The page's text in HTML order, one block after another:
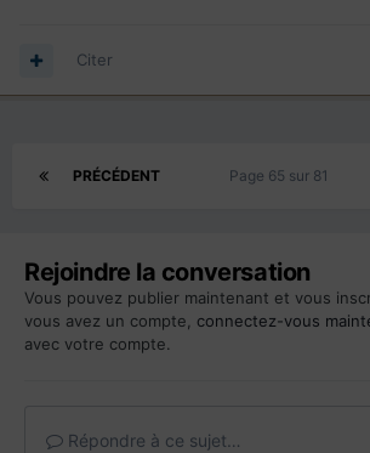
Citer
PRÉCÉDENT Page 65 sur 81
Rejoindre la conversation
Vous pouvez publier maintenant et vous
vous avez un compte, connectez-vous
avec votre compte.
Répondre à ce sujet…